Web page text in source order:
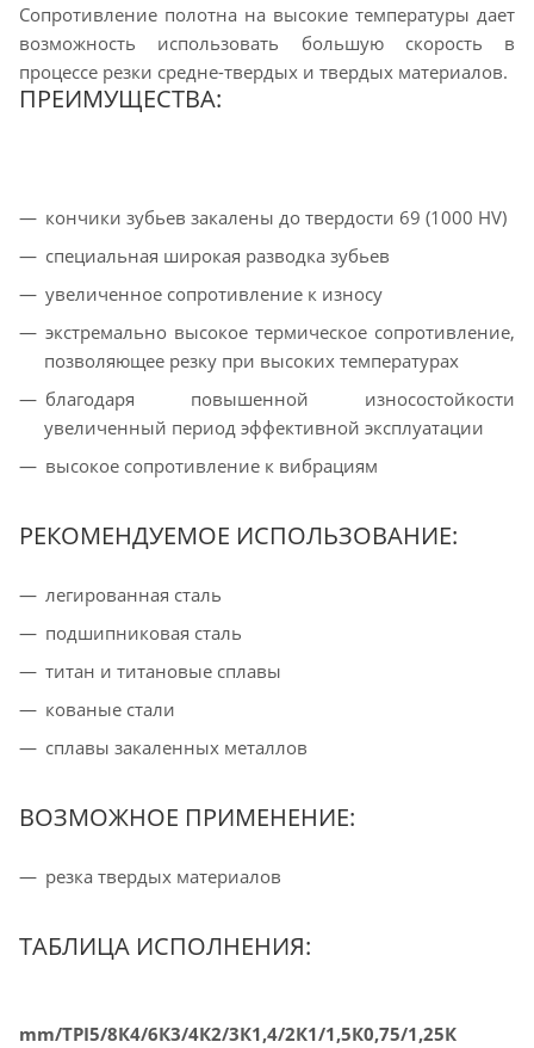
Сопротивление полотна на высокие температуры дает
возможность использовать большую скорость в
процессе резки средне-твердых и твердых материалов.
ПРЕИМУЩЕСТВА:
кончики зубьев закалены до твердости 69 (1000 HV)
специальная широкая разводка зубьев
увеличенное сопротивление к износу
экстремально высокое термическое сопротивление,
позволяющее резку при высоких температурах
благодаря повышенной износостойкости
увеличенный период эффективной эксплуатации
высокое сопротивление к вибрациям
РЕКОМЕНДУЕМОЕ ИСПОЛЬЗОВАНИЕ:
легированная сталь
подшипниковая сталь
титан и титановые сплавы
кованые стали
сплавы закаленных металлов
ВОЗМОЖНОЕ ПРИМЕНЕНИЕ:
резка твердых материалов
ТАБЛИЦА ИСПОЛНЕНИЯ:
mm/TPI5/8К4/6К3/4К2/3К1,4/2К1/1,5К0,75/1,25К